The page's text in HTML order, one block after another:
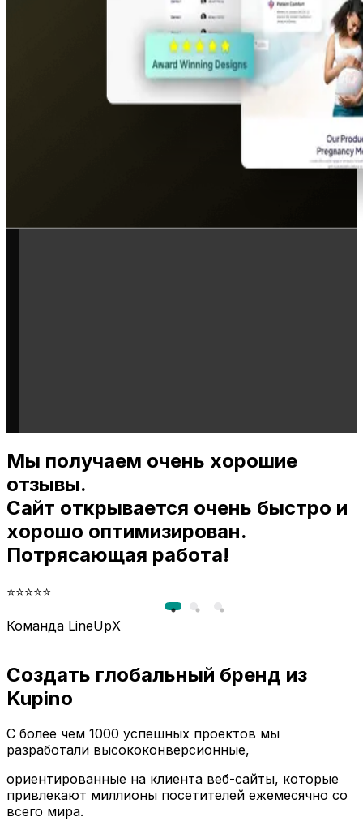
Мы получаем очень хорошие
отзывы.
Сайт открывается очень быстро и
хорошо оптимизирован.
Потрясающая работа!
⭐⭐⭐⭐⭐
Команда LineUpX
Создать глобальный бренд из
Kupino
С более чем 1000 успешных проектов мы
разработали высококонверсионные,
ориентированные на клиента веб-сайты, которые
привлекают миллионы посетителей ежемесячно со
всего мира.